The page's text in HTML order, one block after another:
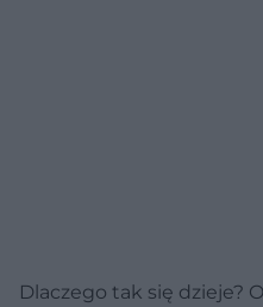
Dlaczego tak się dzieje?